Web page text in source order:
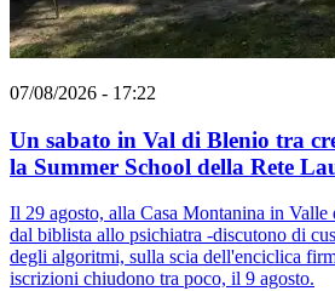
07/08/2026 - 17:22
Un sabato in Val di Blenio tra
la Summer School della Rete
Il 29 agosto, alla Casa Montanina in
dal biblista allo psichiatra -discutono di
degli algoritmi, sulla scia dell'enciclica
iscrizioni chiudono tra poco, il 9 agosto.